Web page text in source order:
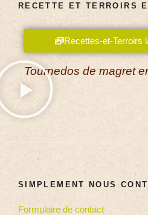
RECETTE ET TERROIRS
Recettes-et-Terroirs
Tournedos de magret
SIMPLEMENT NOUS
Formulaire de contact